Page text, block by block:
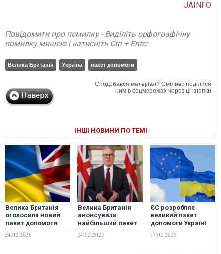
UAINFO
Повідомити про помилку - Виділіть орфографічну
помилку мишею і натисніть Ctrl + Enter
Велика Британія Україна пакет допомоги
Сподобався матеріал? Сміливо поділися
ним в соцмережах через ці кнопки
ІНШІ НОВИНИ ПО ТЕМІ
Велика Британія
оголосила новий
пакет допомоги
Україні у річницю
повномасштабного
24.02.2026
Велика Британія
анонсувала
найбільший пакет
допомоги Україні
24.02.2025
ЄС розробляє
великий пакет
допомоги Україні
на тлі
занепокоєння, що
17.02.2025